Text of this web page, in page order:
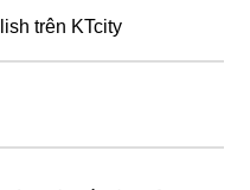
trên KTcity